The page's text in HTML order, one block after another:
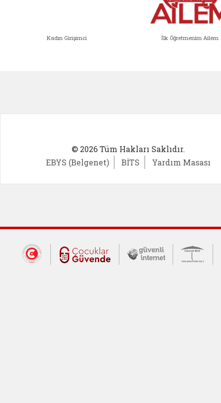
Kadın Girişimci İlk Öğretmenim Ailem
© 2026 Tüm Hakları Saklıdır.
EBYS (Belgenet)
BİTS Yardım Masası
Dış Bağlantılar
Cumhurbaşkanlığı İletişim Merkezi
Çocuklar Güvende (yeni
Güvenli